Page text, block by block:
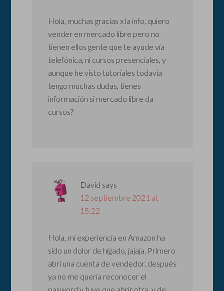
Hola, muchas gracias x la info, quiero
vender en mercado libre pero no
tienen ellos gente que te ayude vía
telefónica, ni cursos presenciales, y
aunque he visto tutoriales todavía
tengo muchas dudas, tienes
información si mercado libre da
cursos?
David says
12 septiembre 2021 at
15:22
Hola, mi experiencia en Amazon ha
sido un dolor de hígado, jajaja. Primero
abrí una cuenta de vendedor, después
ya no me quería reconocer el